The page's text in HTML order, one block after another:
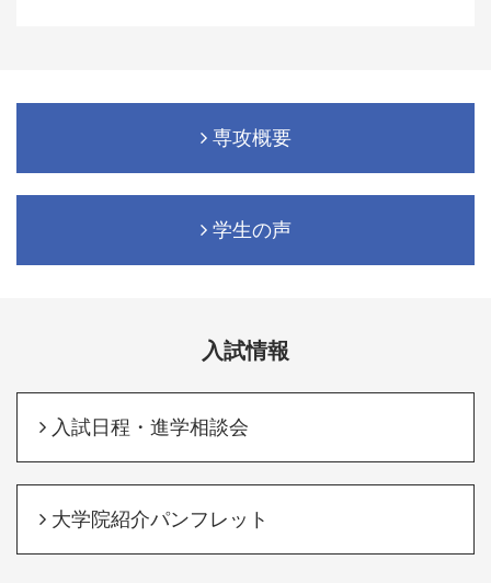
専攻概要
学生の声
入試情報
入試日程・進学相談会
大学院紹介パンフレット